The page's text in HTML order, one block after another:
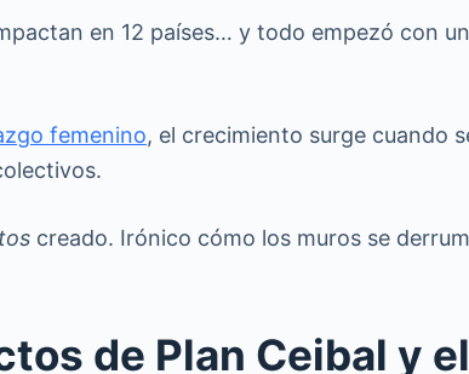
en 12 países… y todo empezó con
femenino, el crecimiento surge cuando
creado. Irónico cómo los muros se
de Plan Ceibal y